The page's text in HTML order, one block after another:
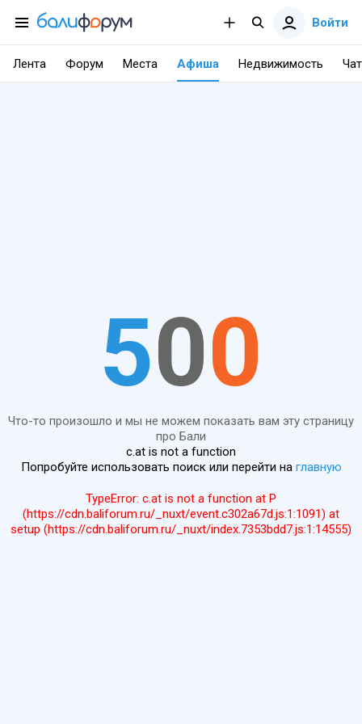
Войти
Лента Форум Места Афиша Недвижимость Чат
500
Что-то произошло и мы не можем показать вам эту страницу
про Бали
c.at is not a function
Попробуйте использовать поиск или перейти на главную
TypeError: c.at is not a function at P
(https://cdn.baliforum.ru/_nuxt/event.c302a67d.js:1:1091) at
setup (https://cdn.baliforum.ru/_nuxt/index.7353bdd7.js:1:14555)